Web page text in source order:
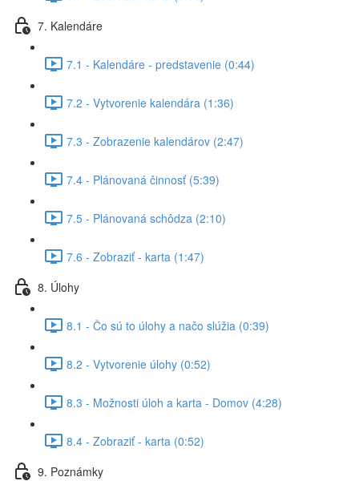
7. Kalendáre
7.1 - Kalendáre - predstavenie (0:44)
7.2 - Vytvorenie kalendára (1:36)
7.3 - Zobrazenie kalendárov (2:47)
7.4 - Plánovaná činnosť (5:39)
7.5 - Plánovaná schôdza (2:10)
7.6 - Zobraziť - karta (1:47)
8. Úlohy
8.1 - Čo sú to úlohy a načo slúžia (0:39)
8.2 - Vytvorenie úlohy (0:52)
8.3 - Možnosti úloh a karta - Domov (4:28)
8.4 - Zobraziť - karta (0:52)
9. Poznámky